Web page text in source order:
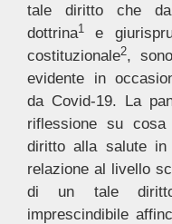
tale diritto che da
dottrina1 e
costituzionale2,
evidente in
da Covid-19. La
riflessione su
diritto alla salute
relazione al livello
di un tale diritto
imprescindibile